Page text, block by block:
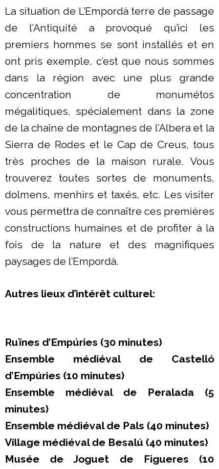
La situation de L’Empordà terre de passage
de l’Antiquité a provoqué qu’ici les
premiers hommes se sont installés et en
ont pris exemple, c’est que nous sommes
dans la région avec une plus grande
concentration de monumétos
mégalitiques, spécialement dans la zone
de la chaîne de montagnes de l’Albera et la
Sierra de Rodes et le Cap de Creus, tous
très proches de la maison rurale. Vous
trouverez toutes sortes de monuments,
dolmens, menhirs et taxés, etc. Les visiter
vous permettra de connaître ces premières
constructions humaines et de profiter à la
fois de la nature et des magnifiques
paysages de l’Empordà.
Autres lieux d’intérêt culturel:
Ruïnes d’Empúries (30 minutes)
Ensemble médiéval de Castelló
d’Empúries (10 minutes)
Ensemble médiéval de Peralada (5
minutes)
Ensemble médiéval de Pals (40 minutes)
Village médiéval de Besalú (40 minutes)
Musée de Joguet de Figueres (10